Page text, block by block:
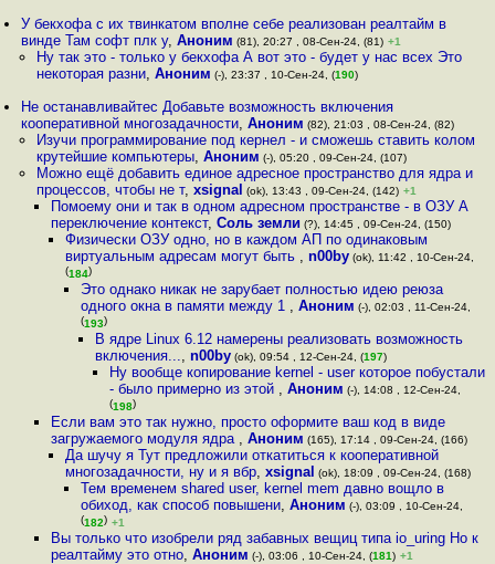
У бекхофа с их твинкатом вполне себе реализован реалтайм в
винде Там софт плк у,Аноним (81), 20:27 , 08-Сен-24, (81) +1
Ну так это - только у бекхофа А вот это - будет у нас всех Это
некоторая разни, Аноним (-), 23:37 , 10-Сен-24, (190)
Не останавливайтес Добавьте возможность включения
кооперативной многозадачности,Аноним (82), 21:03 , 08-Сен-24, (82)
Изучи программирование под кернел - и сможешь ставить колом
крутейшие компьютеры, Аноним (-), 05:20 , 09-Сен-24, (107)
Можно ещё добавить единое адресное пространство для ядра и
процессов, чтобы не т, xsignal (ok), 13:43 , 09-Сен-24, (142) +1
Помоему они и так в одном адресном пространстве - в ОЗУ А
переключение контекст, Соль земли (?), 14:45 , 09-Сен-24, (150)
Физически ОЗУ одно, но в каждом АП по одинаковым
виртуальным адресам могут быть ,n00by (ok), 11:42 , 10-Сен-24,
(184)
Это однако никак не зарубает полностью идею реюза
одного окна в памяти между 1 , Аноним (-), 02:03 , 11-Сен-24,
(193)
В ядре Linux 6.12 намерены реализовать возможность
включения..., n00by(ok), 09:54 , 12-Сен-24, (197)
Ну вообще копирование kernel - user которое побустали
- было примерно из этой ,Аноним (-), 14:08 , 12-Сен-24,
(198)
Если вам это так нужно, просто оформите ваш код в виде
загружаемого модуля ядра , Аноним (165), 17:14 , 09-Сен-24, (166)
Да шучу я Тут предложили откатиться к кооперативной
многозадачности, ну и я вбр,xsignal (ok), 18:09 , 09-Сен-24, (168)
Тем временем shared user, kernel mem давно вощло в
обиход, как способ повышени, Аноним (-), 03:09 , 10-Сен-24,
(182) +1
Вы только что изобрели ряд забавных вещиц типа io_uring Но к
реалтайму это отно, Аноним (-), 03:06 , 10-Сен-24, (181) +1